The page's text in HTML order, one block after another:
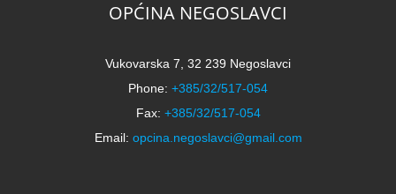
OPĆINA NEGOSLAVCI
Vukovarska 7, 32 239 Negoslavci
Phone: +385/32/517-054
Fax: +385/32/517-054
Email: opcina.negoslavci@gmail.com